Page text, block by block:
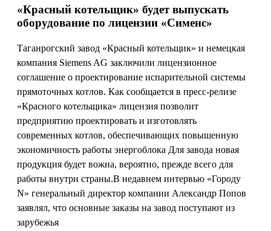
«Красный котельщик» будет выпускать
оборудование по лицензии «Сименс»
Таганрогский завод «Красный котельщик» и немецкая
компания Siemens AG заключили лицензионное
соглашение о проектирование испарительной системы
прямоточных котлов. Как сообщается в пресс-релизе
«Красного котельщика» лицензия позволит
предприятию проектировать и изготовлять
современных котлов, обеспечивающих повышенную
экономичность работы энергоблока Для завода новая
продукция будет вожна, вероятно, прежде всего для
работы внутри страны.В недавнем интервью «Городу
N» генеральный директор компании Александр Попов
заявлял, что основные заказы на завод поступают из
зарубежья